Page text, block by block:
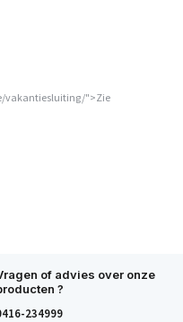
vakantiesluiting/">Zie
of advies over onze
?
234999